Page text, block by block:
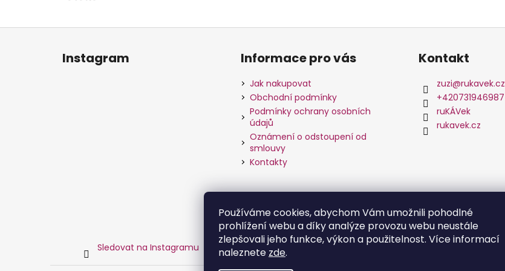
Používáme cookies, abychom Vám umožnili pohodlné
prohlížení webu a díky analýze provozu webu neustále
zlepšovali jeho funkce, výkon a použitelnost. Více informací
naleznete zde.
Z
Instagram
Sledovat na Instagramu
Informace pro vás
Jak nakupovat
Obchodní podmínky
Podmínky ochrany osobních
údajů
Oznámení o odstoupení od
smlouvy
Kontakty
Kontakt
zuzi@rukavek.cz
+420731946987
ruKÁVek
rukavek.cz